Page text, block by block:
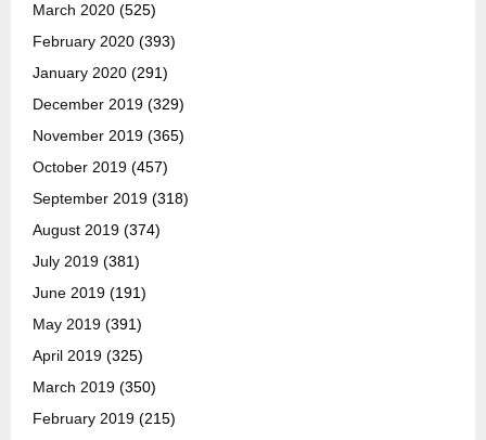
March 2020 (525)
February 2020 (393)
January 2020 (291)
December 2019 (329)
November 2019 (365)
October 2019 (457)
September 2019 (318)
August 2019 (374)
July 2019 (381)
June 2019 (191)
May 2019 (391)
April 2019 (325)
March 2019 (350)
February 2019 (215)